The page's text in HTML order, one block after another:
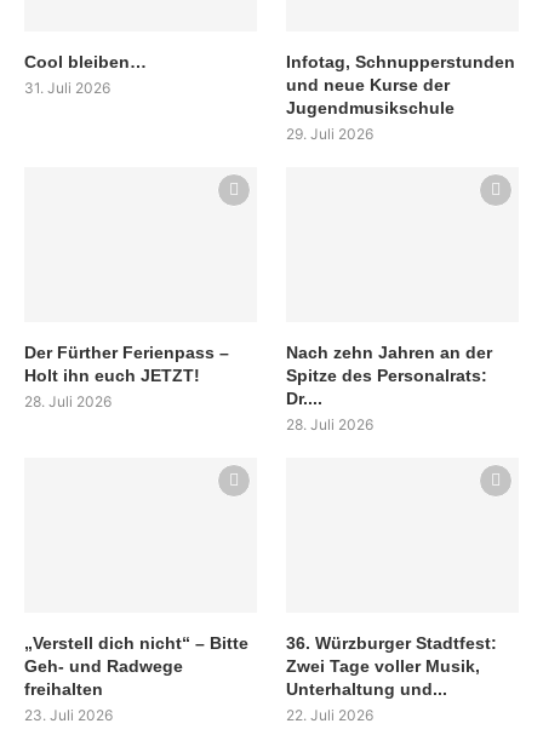
Cool bleiben…
31. Juli 2026
Infotag, Schnupperstunden
und neue Kurse der
Jugendmusikschule
29. Juli 2026
Der Fürther Ferienpass –
Holt ihn euch JETZT!
28. Juli 2026
Nach zehn Jahren an der
Spitze des Personalrats:
Dr....
28. Juli 2026
„Verstell dich nicht“ – Bitte
Geh- und Radwege
freihalten
23. Juli 2026
36. Würzburger Stadtfest:
Zwei Tage voller Musik,
Unterhaltung und...
22. Juli 2026